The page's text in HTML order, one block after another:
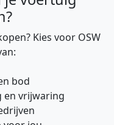
Kies voor OSW
bod
en vrijwaring